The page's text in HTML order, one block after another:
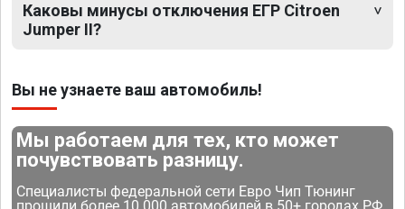
Каковы минусы отключения ЕГР Citroen
Jumper II?
Вы не узнаете ваш автомобиль!
Мы работаем для тех, кто может
почувствовать разницу.
Специалисты федеральной сети Евро Чип Тюнинг